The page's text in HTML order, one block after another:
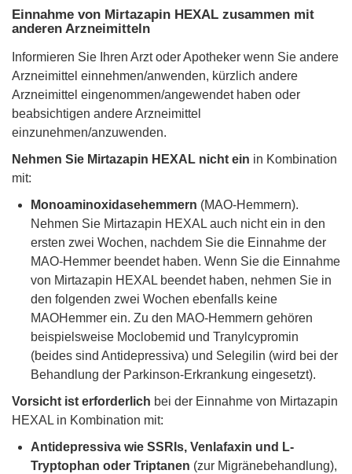
Einnahme von Mirtazapin HEXAL zusammen mit
anderen Arzneimitteln
Informieren Sie Ihren Arzt oder Apotheker wenn Sie andere
Arzneimittel einnehmen/anwenden, kürzlich andere
Arzneimittel eingenommen/angewendet haben oder
beabsichtigen andere Arzneimittel
einzunehmen/anzuwenden.
Nehmen Sie Mirtazapin HEXAL nicht ein in Kombination
mit:
Monoaminoxidasehemmern (MAO-Hemmern).
Nehmen Sie Mirtazapin HEXAL auch nicht ein in den
ersten zwei Wochen, nachdem Sie die Einnahme der
MAO-Hemmer beendet haben. Wenn Sie die Einnahme
von Mirtazapin HEXAL beendet haben, nehmen Sie in
den folgenden zwei Wochen ebenfalls keine
MAOHemmer ein. Zu den MAO-Hemmern gehören
beispielsweise Moclobemid und Tranylcypromin
(beides sind Antidepressiva) und Selegilin (wird bei der
Behandlung der Parkinson-Erkrankung eingesetzt).
Vorsicht ist erforderlich bei der Einnahme von Mirtazapin
HEXAL in Kombination mit:
Antidepressiva wie SSRIs, Venlafaxin und L-
Tryptophan oder Triptanen (zur Migränebehandlung),